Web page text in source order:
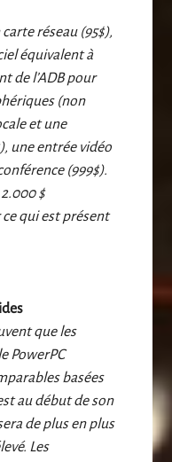
réseau (95$),
équivalent à
de l’ADB pour
(non
et une
une entrée vidéo
(999$).
$
qui est présent
que les
PowerPC
basées
au début de son
de plus en plus
Les